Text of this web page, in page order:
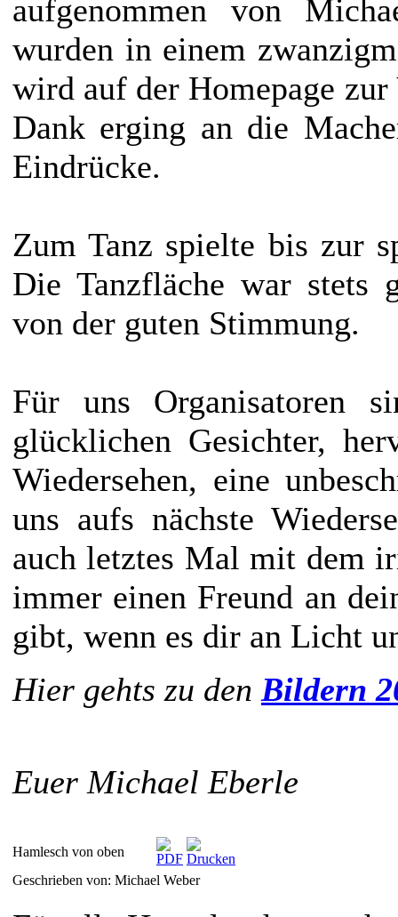
aufgenommen von
wurden in einem
wird auf der Homepage
Dank erging an die
Eindrücke.
Zum Tanz spielte bis zur
Die Tanzfläche war stets
von der guten Stimmung.
Für uns Organisatoren
glücklichen Gesichter,
Wiedersehen, eine
uns aufs nächste
auch letztes Mal mit dem
immer einen Freund an
gibt, wenn es dir an Licht
Hier gehts zu den Bildern
Euer Michael Eberle
Hamlesch von oben
Geschrieben von: Michael Weber